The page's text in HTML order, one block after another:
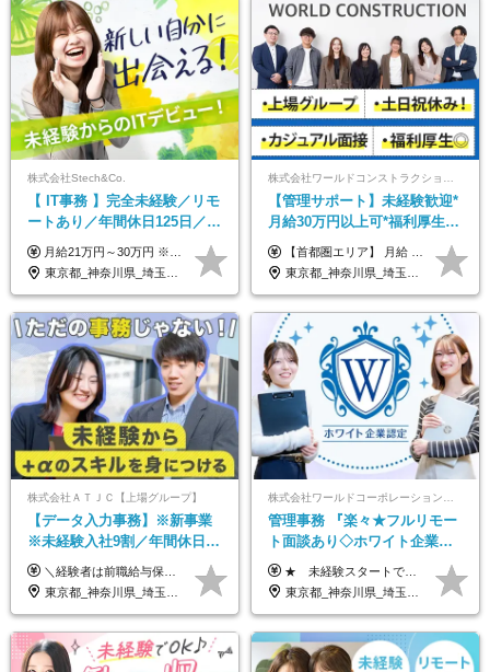
株式会社Stech&Co.
【 IT事務 】完全未経験／リモ
ートあり／年間休日125日／残
業なし／産休育休あり／服
装・髪型自由／毎年昇給
月給21万円～30万円 ※試用期間3ヶ月間の待遇に変動はありません。 ※みなし残業代(月20時間分29,725円～)を含む。（※超過分は追加支給）
東京都_神奈川県_埼玉県_千葉県_大阪府_愛知県_北海道_青森県_岩手県_宮城県_秋田県_山形県_福島県_茨城県_栃木県_群馬県_新潟県_山梨県_長野県_富山県_石川県_福井県_静岡県_岐阜県_三重県_兵庫県_京都府_滋賀県_奈良県_和歌山県_広島県_岡山県_鳥取県_島根県_山口県_徳島県_香川県_愛媛県_高知県_福岡県_熊本県_佐賀県_長崎県_大分県_宮崎県_鹿児島県_沖縄県
株式会社ワールドコンストラクション 【東証一部】 (ワールドホールディングス・グループ)
【管理サポート】未経験歓迎*
月給30万円以上可*福利厚生が
充実！
【首都圏エリア】 月給 291,800円以上 ＋ 各種手当 【北関東エリア】 月給 264,260円以上 ＋ 各種手当 【関西・四国エリア】 月給 278,040円以上 ＋ 各種手当 【中部エリア】 月給 278,040円以上 ＋ 各種手当 【北海道・東北エリア】 月給 247,000円以上 ＋ 各種手当 【九州エリア】 月給 235,540円以上 ＋ 各種手当 【中国エリア】 月給 250,460 円以上 ＋ 各種手当 ※全て年齢・経験・能力などを考慮します。 ※試用期間3ヶ月あり。その間の待遇に変動はありません。 ※固定残業代（20時間分）を含む 首都圏／37,800円以上 北関東／34,260円以上 関西・四国／36,040円以上 中部／36,040円以上 北海道・東北／32,000円以上 九州／30,540円以上 中国／32,460円以上 ※超過分は全額支給 初年度の年収 400万円～900万円
東京都_神奈川県_埼玉県_千葉県_大阪府_愛知県_北海道_青森県_岩手県_宮城県_秋田県_山形県_福島県_茨城県_栃木県_群馬県_新潟県_山梨県_長野県_富山県_石川県_福井県_静岡県_岐阜県_三重県_兵庫県_京都府_滋賀県_奈良県_和歌山県_広島県_岡山県_鳥取県_島根県_山口県_徳島県_香川県_愛媛県_高知県_福岡県_熊本県_佐賀県_長崎県_大分県_宮崎県_鹿児島県_沖縄県
株式会社ＡＴＪＣ【上場グループ】
【データ入力事務】※新事業
※未経験入社9割／年間休日
124日／月 残業13h／土日祝休
み／給与改定年2回
＼経験者は前職給与保証！／ 月給23万円～33万円＋各種手当 ☆給与改定年2回あり！ ※上記金額には固定残業代（31,081円～44,595円／20時間分）を含みます。 ※超過分は別途支給します。 ★試用期間：6ヶ月 未経験の場合、試用期間中は月給21万円（固定残業代12,353円／8時間分）となります。ただし、2026年7月1日以降は給与改定に伴い、試用期間の途中であっても、月給230,000円（固定残業代31,081円／20時間分）を適用します。 ※超過分は別途支給します。
東京都_神奈川県_埼玉県_千葉県
管理事務 『楽々★フルリモー
ト面談あり◇ホワイト企業認
定受賞◇完全週休2日◇賞与年
2回 /p13
★ 未経験スタートでも月収40万円以上も目指せます！ ★ ★ 試用期間6か月あり／給与・待遇に変更なし ★ ＼パターン①orパターン②で給与形態の選択が可能／ ＜パターン①＞ 月給+交通費+（残業代は全額別途支給） 【首都圏・関東・北信越】 月給30.0万円以上 【関西】 月給27.5万円以上 【中部】 月給26.5万円以上 【東北】 月給24.5万円以上 【北海道】 月給24.0万円以上 【九州・中四国】 月給25.5万円以上 ＜パターン②＞ 月給（固定残業代20H含む）+交通費+賞与年2回+残業代 （※20H場合を超過した場合は全額別途支給） 【首都圏・関東・北信越】 月給25.0万円以上 【関 西・中部】 月給24.5万円以上 【東 北・北海道・九州・中四国】 月給23.5万円以上 ※上記給与には固定残業代（月20H分）を含みます 固定残業代は残業の有無に関わらず支給し、超過分は別途全額支給いたします ①②の給与形態はご本人様と相談の上、最終的に会社が決定いたします （内定時に通知） ■給与改定年1回 ■(※)賞与年2回（昨年度支給実績2回／頑張りを評価） (※)支給条件に規定あり
東京都_神奈川県_埼玉県_千葉県_大阪府_愛知県_北海道_青森県_岩手県_宮城県_秋田県_山形県_福島県_茨城県_栃木県_群馬県_新潟県_山梨県_長野県_富山県_石川県_福井県_静岡県_岐阜県_三重県_兵庫県_京都府_滋賀県_奈良県_和歌山県_広島県_岡山県_鳥取県_島根県_山口県_徳島県_香川県_愛媛県_高知県_福岡県_熊本県_佐賀県_長崎県_大分県_宮崎県_鹿児島県_沖縄県